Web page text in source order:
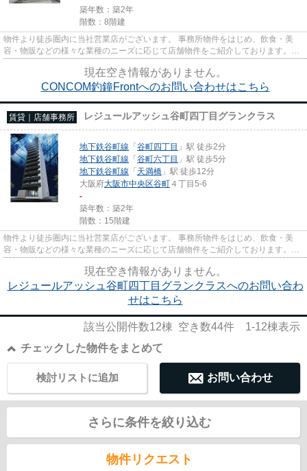
築年数：築2年
階数：8階建
物件より徒歩圏内に当社営業店がございます。 事務所物件をはじめ、飲食・美
容・物販などの様々な業種のニーズに応じて店舗物件をご紹介しております。
尚、弊社ではおとり広告は一切...
現在空き情報がありません。
CONCOM釣鐘Frontへのお問い合わせはこちら
賃貸｜店舗事務所 レジュールアッシュ谷町四丁目グランクラス
地下鉄谷町線 「谷町四丁目 」駅 徒歩2分
地下鉄谷町線 「谷町六丁目 」駅 徒歩5分
地下鉄谷町線 「天満橋 」駅 徒歩12分
大阪府大阪市中央区谷町 ４丁目5-6
-
築年数：築2年
階数：15階建
物件より徒歩圏内に当社営業店がございます。 事務所物件をはじめ、飲食・美
容・物販などの様々な業種のニーズに応じて店舗物件をご紹介しております。
尚、弊社ではおとり広告は一切...
現在空き情報がありません。
レジュールアッシュ谷町四丁目グランクラスへのお問い合わ
せはこちら
該当公開件数12棟 空き数44件 1-12棟表示
チェックした物件をまとめて
お問い合わせ
検討リストに追加
さらに条件を絞り込む
物件リクエスト